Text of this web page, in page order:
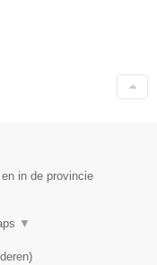
in de provincie
▼
)